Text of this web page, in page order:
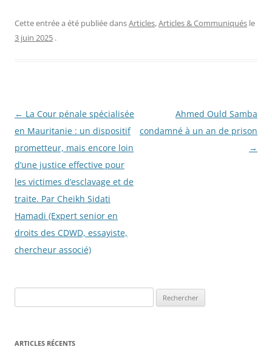
Cette entrée a été publiée dansArticles,Articles & Communiqués le
3 juin 2025 .
Navigation
des
articles
← La Cour pénale spécialisée
en Mauritanie : un dispositif
prometteur, mais encore loin
d’une justice effective pour
les victimes d’esclavage et de
traite. Par Cheikh Sidati
Hamadi (Expert senior en
droits des CDWD, essayiste,
chercheur associé)
Ahmed Ould Samba
condamné à un an de prison
→
e
h
ARTICLES RÉCENTS